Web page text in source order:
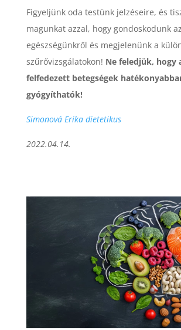
Figyeljünk oda testünk jelzéseire, és
magunkat azzal, hogy gondoskodunk az
egészségünkről és megjelenünk a
szűrővizsgálatokon! Ne feledjük, hogy
felfedezett betegségek
gyógyíthatók!
Simonová Erika dietetikus
2022.04.14.